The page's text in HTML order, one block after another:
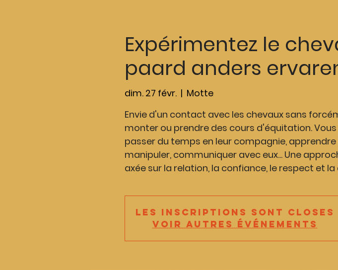
Expérimentez le
paard anders
dim. 27 févr.
  |
Motte
Envie d'un contact avec les chevaux sans
monter ou prendre des cours d'équitation. Vous
passer du temps en leur compagnie, apprendre
manipuler, communiquer avec eux... Une
axée sur la relation, la confiance, le respect et la
Les inscriptions sont closes
Voir autres événements